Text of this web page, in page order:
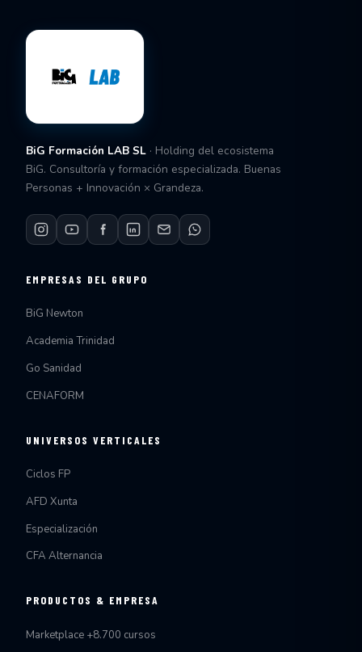
BiG Formación LAB SL · Holding del ecosistema
BiG. Consultoría y formación especializada. Buenas
Personas + Innovación × Grandeza.
EMPRESAS DEL GRUPO
BiG Newton
Academia Trinidad
Go Sanidad
CENAFORM
UNIVERSOS VERTICALES
Ciclos FP
AFD Xunta
Especialización
CFA Alternancia
PRODUCTOS & EMPRESA
Marketplace +8.700 cursos